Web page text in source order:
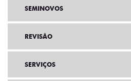
SEMINOVOS
REVISÃO
SERVIÇOS